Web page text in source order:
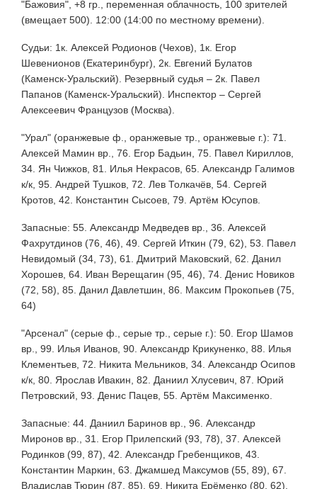
"Бажовия", +8 гр., переменная облачность, 100 зрителей
(вмещает 500). 12:00 (14:00 по местному времени).
Судьи: 1к. Алексей Родионов (Чехов), 1к. Егор
Шевенионов (Екатеринбург), 2к. Евгений Булатов
(Каменск-Уральский). Резервный судья – 2к. Павел
Папанов (Каменск-Уральский). Инспектор – Сергей
Алексеевич Французов (Москва).
"Урал" (оранжевые ф., оранжевые тр., оранжевые г.): 71.
Алексей Мамин вр., 76. Егор Бадьин, 75. Павел Кириллов,
34. Ян Чижков, 81. Илья Некрасов, 65. Александр Галимов
к/к, 95. Андрей Тушков, 72. Лев Толкачёв, 54. Сергей
Кротов, 42. Константин Сысоев, 79. Артём Юсупов.
Запасные: 55. Александр Медведев вр., 36. Алексей
Фахрутдинов (76, 46), 49. Сергей Иткин (79, 62), 53. Павел
Невидомый (34, 73), 61. Дмитрий Маковский, 62. Данил
Хорошев, 64. Иван Верещагин (95, 46), 74. Денис Новиков
(72, 58), 85. Данил Давлетшин, 86. Максим Прокопьев (75,
64)
"Арсенал" (серые ф., серые тр., серые г.): 50. Егор Шамов
вр., 99. Илья Иванов, 90. Александр Крикуненко, 88. Илья
Клементьев, 72. Никита Мельников, 34. Александр Осипов
к/к, 80. Ярослав Ивакин, 82. Даниил Хлусевич, 87. Юрий
Петровский, 93. Денис Пацев, 55. Артём Максименко.
Запасные: 44. Даниил Баринов вр., 96. Александр
Миронов вр., 31. Егор Прилепский (93, 78), 37. Алексей
Родинков (99, 87), 42. Александр Гребенщиков, 43.
Константин Маркин, 63. Джамшед Максумов (55, 89), 67.
Владислав Тюрин (87, 85), 69. Никита Ерёменко (80, 62),